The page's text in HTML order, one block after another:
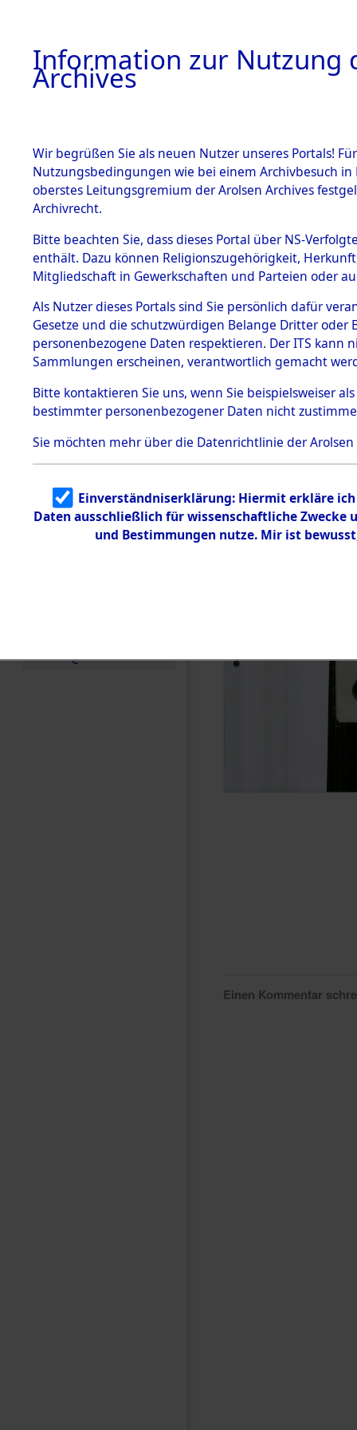
BESTÄNDE
1.
mente
5. Verschiedenes
5.3
Todesmärsche
5.3.1 Alliierte
Erhebungen
zu
Todesmärsch
en
5.3.2
Identifizierun
g
5.3.3
Todesmärsch
e
0001
Einen Kommentar
Information zur Nutzung
Archives
Wir begrüßen Sie als neuen Nutzer unseres Portals!
Nutzungsbedingungen wie bei einem Archivbesuch
oberstes Leitungsgremium der Arolsen Archives
Archivrecht.
Bitte beachten Sie, dass dieses Portal über NS-
enthält. Dazu können Religionszugehörigkeit,
Mitgliedschaft in Gewerkschaften und Parteien oder
Als Nutzer dieses Portals sind Sie persönlich dafür
Gesetze und die schutzwürdigen Belange Dritter
personenbezogene Daten respektieren. Der ITS
Sammlungen erscheinen, verantwortlich gemacht
Bitte kontaktieren Sie uns, wenn Sie beispielsweiser
bestimmter personenbezogener Daten nicht
Sie möchten mehr über die Datenrichtlinie der Arolsen
Einverständniserklärung: Hiermit erkläre
Daten ausschließlich für wissenschaftliche
und Bestimmungen nutze. Mir ist